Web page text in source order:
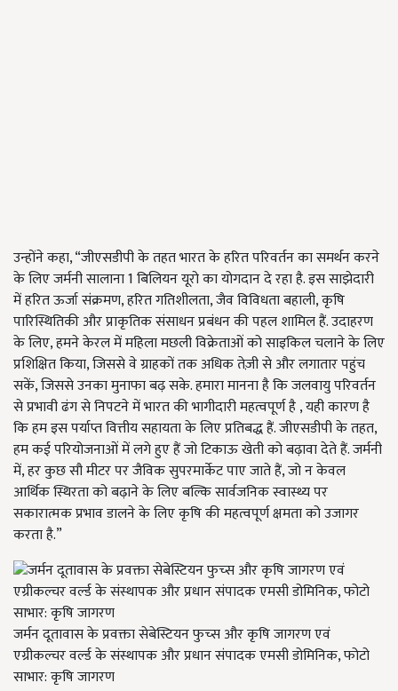
उन्होंने कहा, “जीएसडीपी के तहत भारत के हरित परिवर्तन का समर्थन करने
के लिए जर्मनी सालाना 1 बिलियन यूरो का योगदान दे रहा है. इस साझेदारी
में हरित ऊर्जा संक्रमण, हरित गतिशीलता, जैव विविधता बहाली, कृषि
पारिस्थितिकी और प्राकृतिक संसाधन प्रबंधन की पहल शामिल हैं. उदाहरण
के लिए, हमने केरल में महिला मछली विक्रेताओं को साइकिल चलाने के लिए
प्रशिक्षित किया, जिससे वे ग्राहकों तक अधिक तेज़ी से और लगातार पहुंच
सकें, जिससे उनका मुनाफा बढ़ सके. हमारा मानना है कि जलवायु परिवर्तन
से प्रभावी ढंग से निपटने में भारत की भागीदारी महत्वपूर्ण है , यही कारण है
कि हम इस पर्याप्त वित्तीय सहायता के लिए प्रतिबद्ध हैं. जीएसडीपी के तहत,
हम कई परियोजनाओं में लगे हुए हैं जो टिकाऊ खेती को बढ़ावा देते हैं. जर्मनी
में, हर कुछ सौ मीटर पर जैविक सुपरमार्केट पाए जाते हैं, जो न केवल
आर्थिक स्थिरता को बढ़ाने के लिए बल्कि सार्वजनिक स्वास्थ्य पर
सकारात्मक प्रभाव डालने के लिए कृषि की महत्वपूर्ण क्षमता को उजागर
करता है.”
जर्मन दूतावास के प्रवक्ता सेबेस्टियन फुच्स और कृषि जागरण एवं
एग्रीकल्चर वर्ल्ड के संस्थापक और प्रधान संपादक एमसी डोमिनिक, फोटो
साभार: कृषि जागरण